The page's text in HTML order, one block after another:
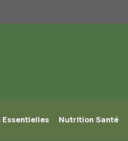
Essentielles Nutrition Santé